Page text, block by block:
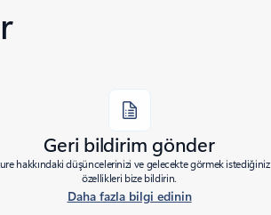
Geri bildirim gönder
hakkındaki düşüncelerinizi ve gelecekte görmek istediğiniz
özellikleri bize bildirin.
Daha fazla bilgi edinin